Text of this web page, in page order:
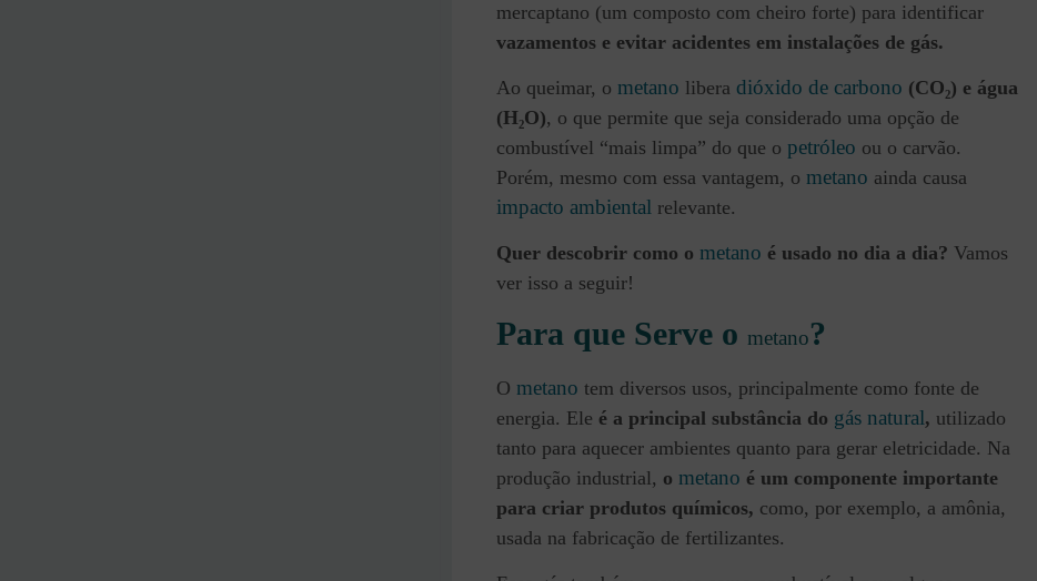
mercaptano (um composto com cheiro forte) para identificar
vazamentos e evitar acidentes em instalações de gás.
Ao queimar, o metano libera dióxido de carbono (CO₂) e água
(H₂O), o que permite que seja considerado uma opção de
combustível “mais limpa” do que o petróleo ou o carvão.
Porém, mesmo com essa vantagem, o metano ainda causa
impacto ambiental relevante.
Quer descobrir como o metano é usado no dia a dia? Vamos
ver isso a seguir!
Para que Serve o metano?
O metano tem diversos usos, principalmente como fonte de
energia. Ele é a principal substância do gás natural, utilizado
tanto para aquecer ambientes quanto para gerar eletricidade. Na
produção industrial, o metano é um componente importante
para criar produtos químicos, como, por exemplo, a amônia,
usada na fabricação de fertilizantes.